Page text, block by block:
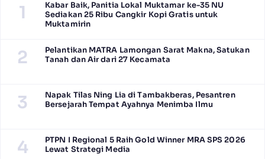
1
Kabar Baik, Panitia Lokal Muktamar ke-35 NU
Sediakan 25 Ribu Cangkir Kopi Gratis untuk
Muktamirin
2
Pelantikan MATRA Lamongan Sarat Makna, Satukan
Tanah dan Air dari 27 Kecamata
3
Napak Tilas Ning Lia di Tambakberas, Pesantren
Bersejarah Tempat Ayahnya Menimba Ilmu
4
PTPN I Regional 5 Raih Gold Winner MRA SPS 2026
Lewat Strategi Media